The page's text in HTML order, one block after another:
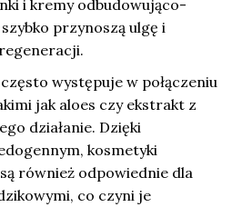
i kremy odbudowująco-
przynoszą ulgę i
występuje w połączeniu
jak aloes czy ekstrakt z
działanie. Dzięki
kosmetyki
również odpowiednie dla
co czyni je